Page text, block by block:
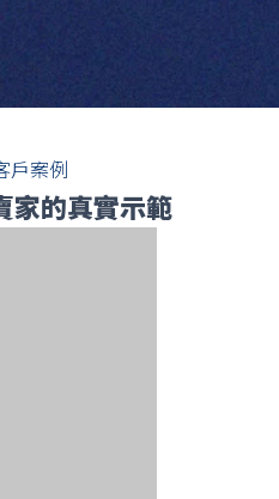
戶案例
家的真實示範